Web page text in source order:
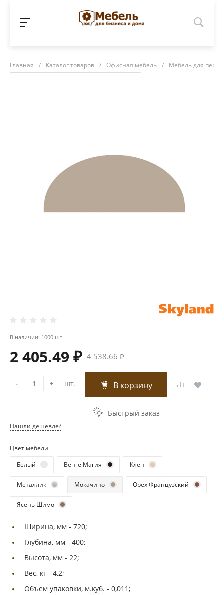
Главная / Каталог товаров / Офисная мебель / Мебель для
В наличии: 1000 шт
2 405.49 ₽ 4 538.66 ₽
- + шт. В корзину
Быстрый заказ
Нашли дешевле?
Цвет мебели
Белый
Венге Магия Клен
Металлик Мокачино Орех Французский
Ясень Шимо
Ширина, мм - 720;
Глубина, мм - 400;
Высота, мм - 22;
Вес, кг - 4,2;
Объем упаковки, м.куб. - 0,011;